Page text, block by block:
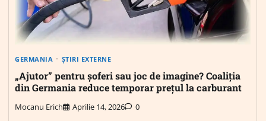
GERMANIA ȘTIRI EXTERNE
„Ajutor” pentru șoferi sau joc de imagine? Coaliția
din Germania reduce temporar prețul la carburant
Mocanu Erich Aprilie 14, 2026 0